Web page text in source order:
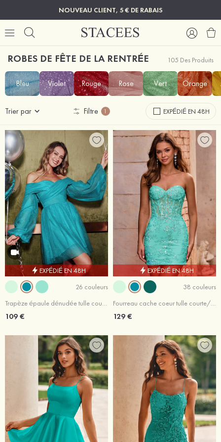
NOUVEAU CLIENT, 5 € DE RABAIS
ROBES DE FÊTE DE LA RENTRÉE 105 Des Produits
Bleu Violet Rouge Rose Vert Orange
Trier par Filtre 1 EXPÉDIÉ EN 48H
EXPÉDIÉ EN 48H
26 couleurs
Trapèze épaule dénudée tulle courte/mini robe de fête de la rentrée avec plissé
109 €
EXPÉDIÉ EN 48H
38 couleurs
Fourreau cache coeur tulle courte/mini robe de fête de la rentrée avec appliqué paillettes
129 €